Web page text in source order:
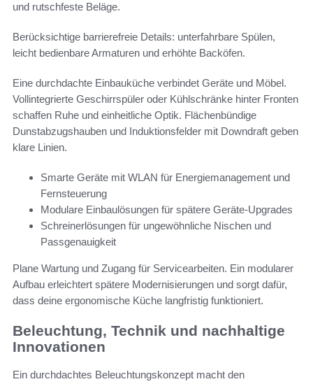
und rutschfeste Beläge.
Berücksichtige barrierefreie Details: unterfahrbare Spülen,
leicht bedienbare Armaturen und erhöhte Backöfen.
Eine durchdachte Einbauküche verbindet Geräte und Möbel.
Vollintegrierte Geschirrspüler oder Kühlschränke hinter Fronten
schaffen Ruhe und einheitliche Optik. Flächenbündige
Dunstabzugshauben und Induktionsfelder mit Downdraft geben
klare Linien.
Smarte Geräte mit WLAN für Energiemanagement und
Fernsteuerung
Modulare Einbaulösungen für spätere Geräte-Upgrades
Schreinerlösungen für ungewöhnliche Nischen und
Passgenauigkeit
Plane Wartung und Zugang für Servicearbeiten. Ein modularer
Aufbau erleichtert spätere Modernisierungen und sorgt dafür,
dass deine ergonomische Küche langfristig funktioniert.
Beleuchtung, Technik und nachhaltige
Innovationen
Ein durchdachtes Beleuchtungskonzept macht den